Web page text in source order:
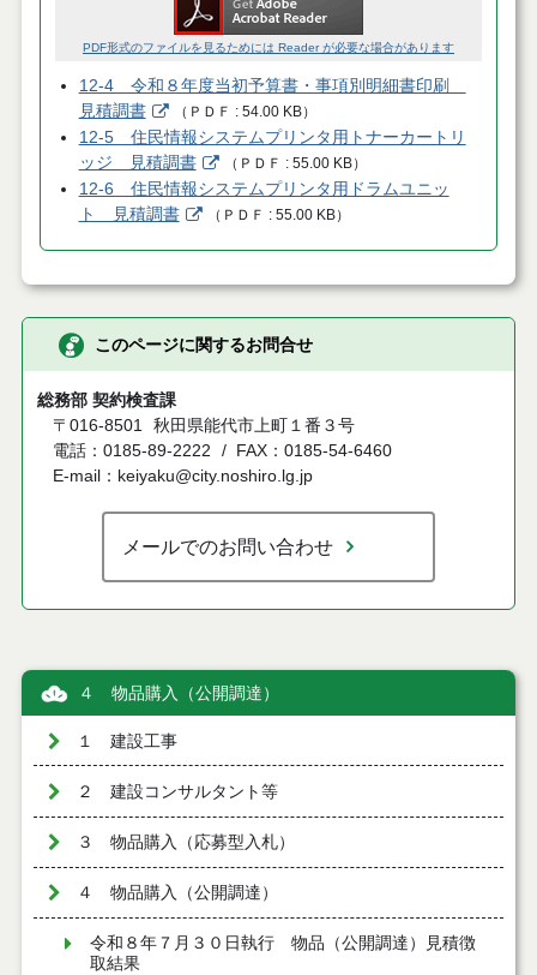
PDF形式のファイルを見るためには Reader が必要な場合があります
12-4 令和８年度当初予算書・事項別明細書印刷
見積調書
（ ＰＤＦ 54.00 KB）
12-5 住民情報システムプリンタ用トナーカートリ
ッジ 見積調書
（ ＰＤＦ 55.00 KB）
12-6 住民情報システムプリンタ用ドラムユニッ
ト 見積調書
（ ＰＤＦ 55.00 KB）
このページに関するお問合せ
総務部 契約検査課
〒016-8501 秋田県能代市上町１番３号
電話：0185-89-2222
FAX：0185-54-6460
E-mail：keiyaku@city.noshiro.lg.jp
メールでのお問い合わせ
４ 物品購入（公開調達）
１ 建設工事
２ 建設コンサルタント等
３ 物品購入（応募型入札）
４ 物品購入（公開調達）
令和８年７月３０日執行 物品（公開調達）見積徴
取結果